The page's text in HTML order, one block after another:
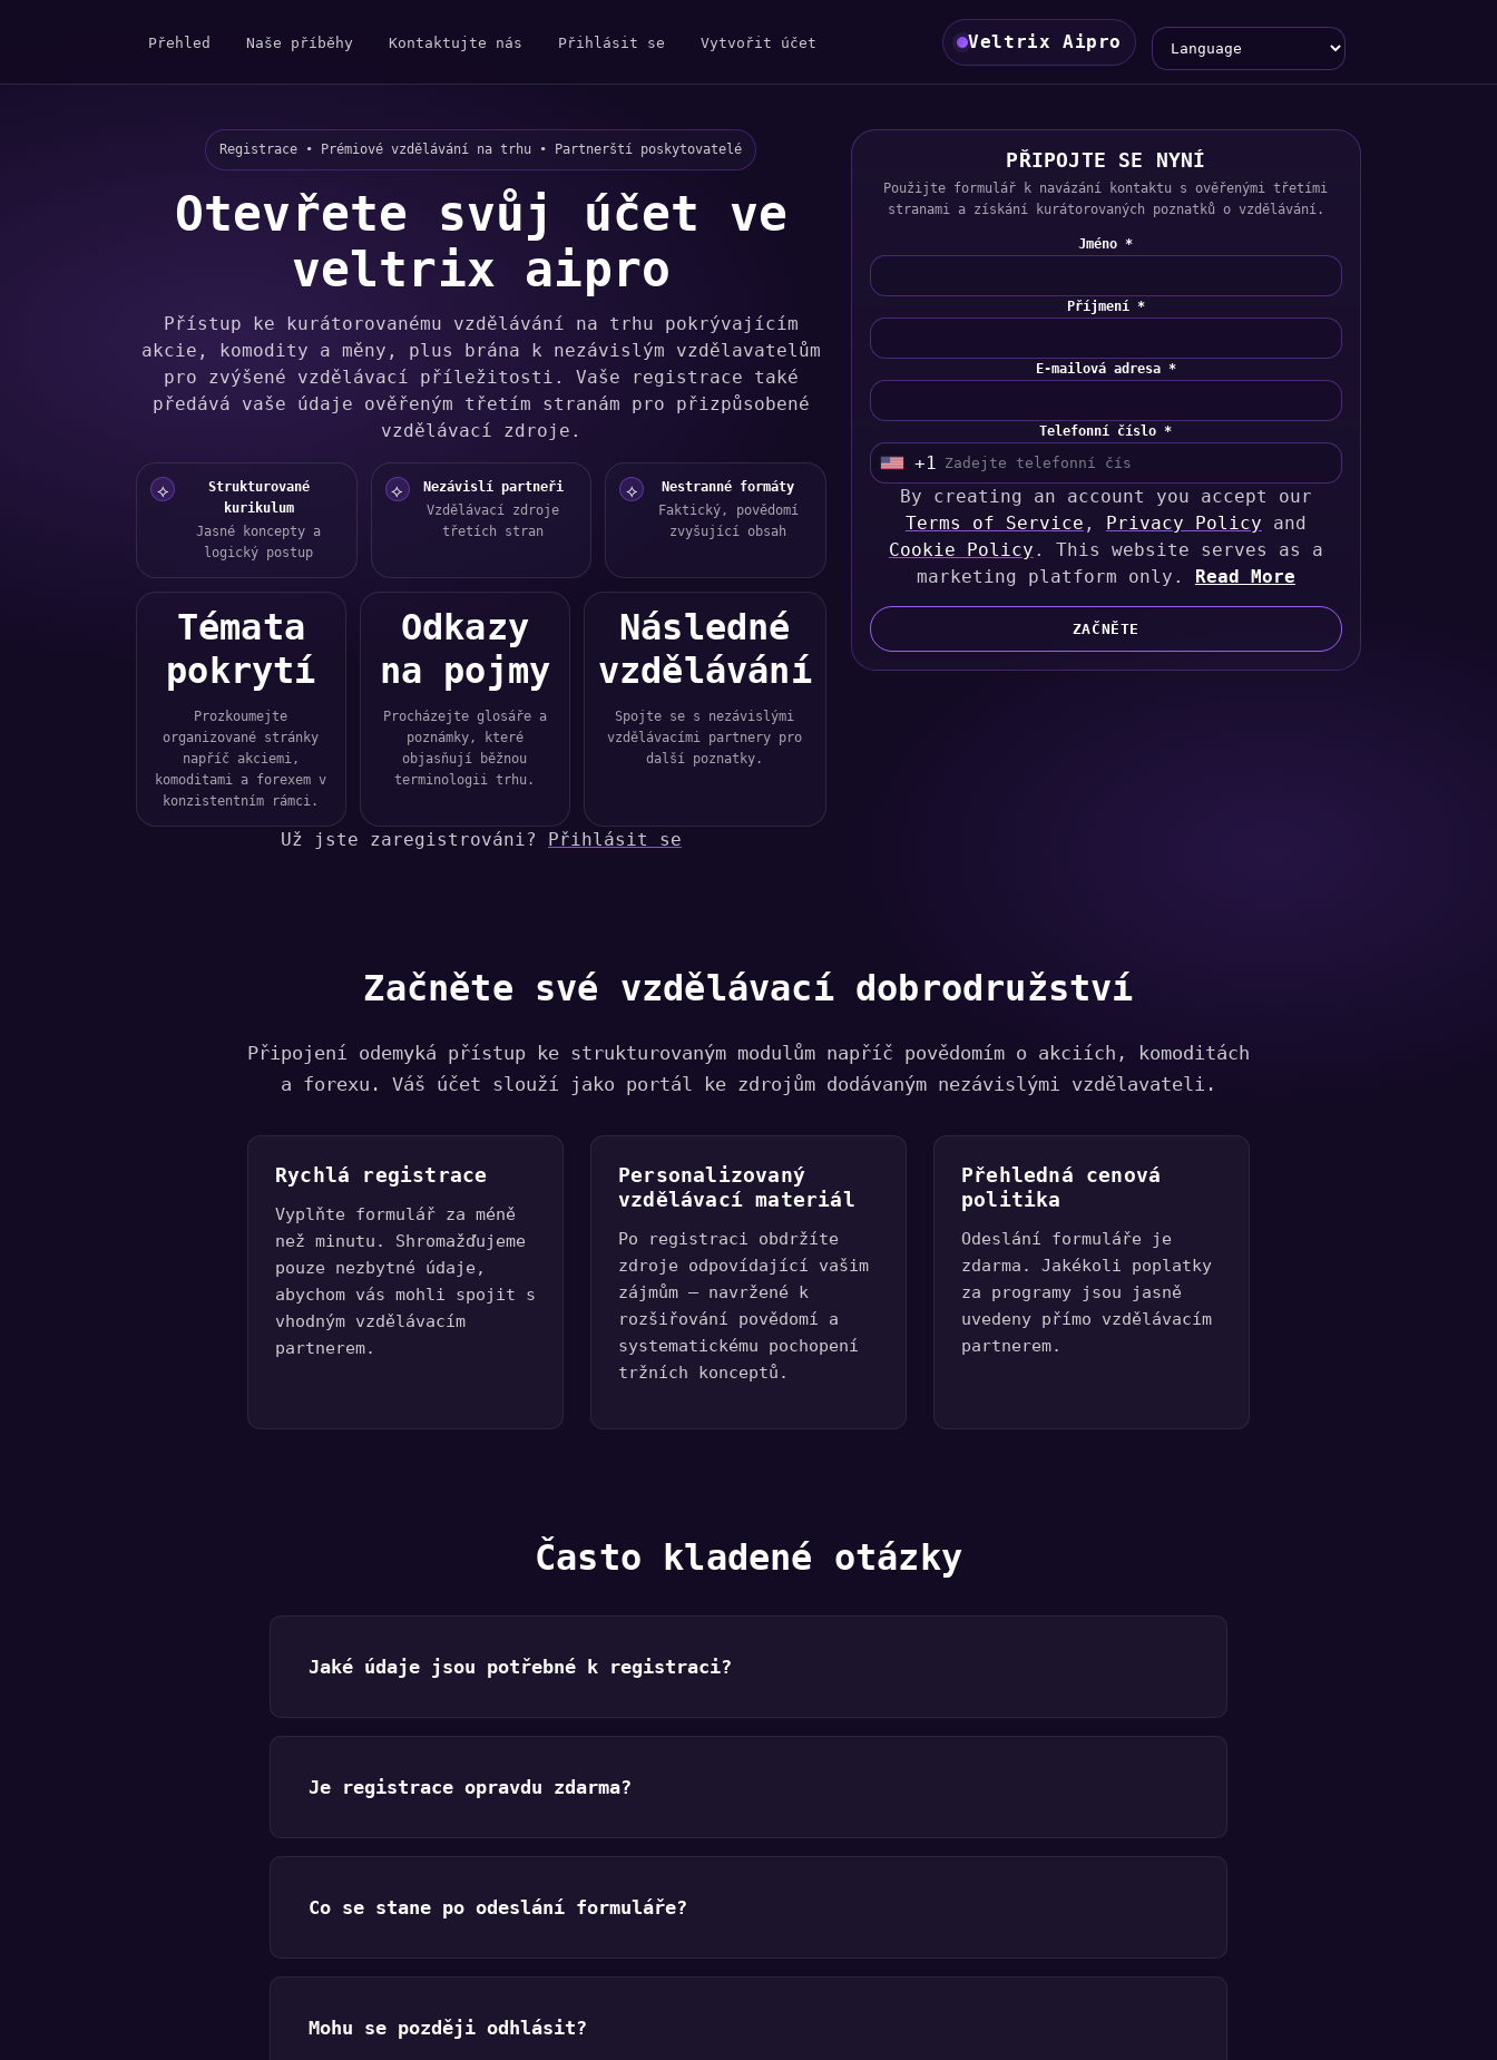
Přehled Naše příběhy Kontaktujte nás Přihlásit se Vytvořit účet Veltrix Aipro Language
Registrace • Prémiové vzdělávání na trhu • Partnerští poskytovatelé
Otevřete svůj účet ve
veltrix aipro
Přístup ke kurátorovanému vzdělávání na trhu pokrývajícím
akcie, komodity a měny, plus brána k nezávislým vzdělavatelům
pro zvýšené vzdělávací příležitosti. Vaše registrace také
předává vaše údaje ověřeným třetím stranám pro přizpůsobené
vzdělávací zdroje.
⟡
Strukturované
kurikulum
Jasné koncepty a
logický postup
⟡
Nezávislí partneři
Vzdělávací zdroje
třetích stran
⟡
Nestranné formáty
Faktický, povědomí
zvyšující obsah
Témata
pokrytí
Prozkoumejte
organizované stránky
napříč akciemi,
komoditami a forexem v
konzistentním rámci.
Odkazy
na pojmy
Procházejte glosáře a
poznámky, které
objasňují běžnou
terminologii trhu.
Následné
vzdělávání
Spojte se s nezávislými
vzdělávacími partnery pro
další poznatky.
Už jste zaregistrováni? Přihlásit se
PŘIPOJTE SE NYNÍ
Použijte formulář k navázání kontaktu s ověřenými třetími
stranami a získání kurátorovaných poznatků o vzdělávání.
Jméno *
Příjmení *
E-mailová adresa *
Telefonní číslo *
U
t
d
t
+1
By creating an account you accept our
Terms of Service , Privacy Policy and
Cookie Policy . This website serves as a
marketing platform only.
Read More
ZAČNĚTE
Začněte své vzdělávací dobrodružství
Připojení odemyká přístup ke strukturovaným modulům napříč povědomím o akciích, komoditách
a forexu. Váš účet slouží jako portál ke zdrojům dodávaným nezávislými vzdělavateli.
Rychlá registrace
Vyplňte formulář za méně
než minutu. Shromažďujeme
pouze nezbytné údaje,
abychom vás mohli spojit s
vhodným vzdělávacím
partnerem.
Personalizovaný
vzdělávací materiál
Po registraci obdržíte
zdroje odpovídající vašim
zájmům – navržené k
rozšiřování povědomí a
systematickému pochopení
tržních konceptů.
Přehledná cenová
politika
Odeslání formuláře je
zdarma. Jakékoli poplatky
za programy jsou jasně
uvedeny přímo vzdělávacím
partnerem.
Často kladené otázky
Jaké údaje jsou potřebné k registraci?
Je registrace opravdu zdarma?
Co se stane po odeslání formuláře?
Mohu se později odhlásit?